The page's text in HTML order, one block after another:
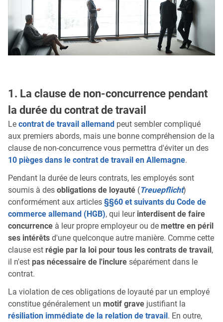
1. La clause de non-concurrence pendant
la durée du contrat de travail
Le contrat de travail allemand peut sembler compliqué
aux premiers abords, mais une bonne compréhension de la
clause de non-concurrence vous permettra d'éviter un des
10 pièges dans le contrat de travail en Allemagne.
Pendant la durée de leurs contrats, les employés sont
soumis à des obligations de loyauté (Treuepflicht)
conformément aux articles §§60 et suivants du Code de
commerce allemand (HGB), qui leur interdisent de faire
concurrence à leur propre employeur ou de mettre en péril
ses intérêts d'une quelconque autre manière. Comme cette
clause est régie par la loi pour tous les contrats de travail,
il n'est pas nécessaire de l'inclure séparément dans le
contrat.
La violation de ces obligations de loyauté par un employé
constitue généralement un motif grave justifiant la
résiliation immédiate de la relation de travail. En outre,